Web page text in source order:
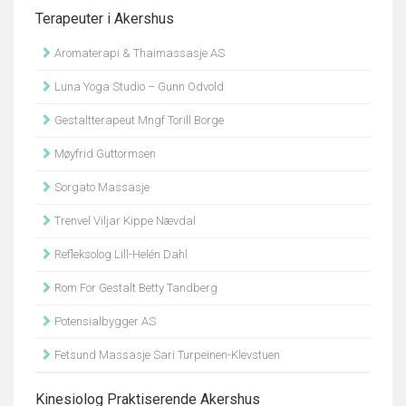
Terapeuter i Akershus
Aromaterapi & Thaimassasje AS
Luna Yoga Studio – Gunn Odvold
Gestaltterapeut Mngf Torill Borge
Møyfrid Guttormsen
Sorgato Massasje
Trenvel Viljar Kippe Nævdal
Refleksolog Lill-Helén Dahl
Rom For Gestalt Betty Tandberg
Potensialbygger AS
Fetsund Massasje Sari Turpeinen-Klevstuen
Kinesiolog Praktiserende Akershus